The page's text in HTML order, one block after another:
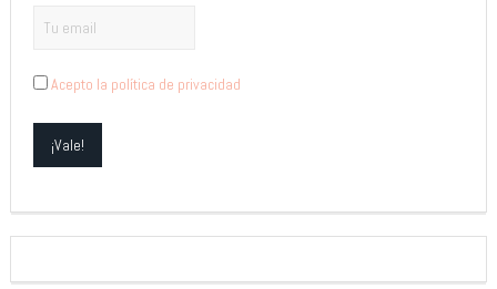
Acepto la política de privacidad